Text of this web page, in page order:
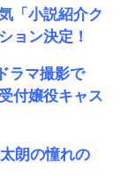
「小説紹介ク
ョン決定！
ラマ撮影で
付嬢役キャス
朗の憧れの